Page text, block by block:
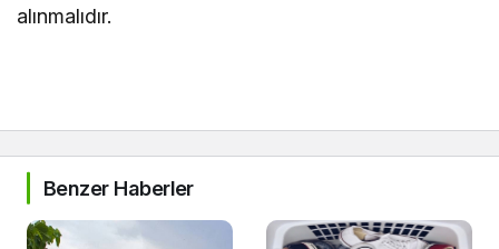
alınmalıdır.
Benzer Haberler